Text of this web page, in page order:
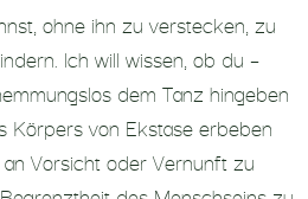
ohne ihn zu verstecken, zu
lch will wissen, ob du –
dem Tanz hingeben
Körpers von Ekstase erbeben
Vorsicht oder Vernunft zu